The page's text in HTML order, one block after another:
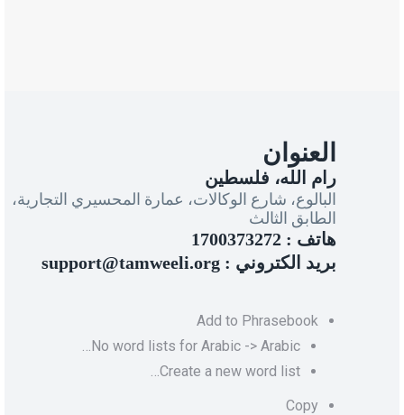
العنوان
رام الله، فلسطين
البالوع، شارع الوكالات، عمارة المحسيري التجارية،
الطابق الثالث
هاتف : 1700373272
بريد الكتروني : support@tamweeli.org
Add to Phrasebook
No word lists for Arabic -> Arabic…
Create a new word list…
Copy